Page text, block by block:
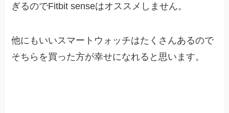
ぎるのでFitbit senseはオススメしません。
他にもいいスマートウォッチはたくさんあるので
そちらを買った方が幸せになれると思います。